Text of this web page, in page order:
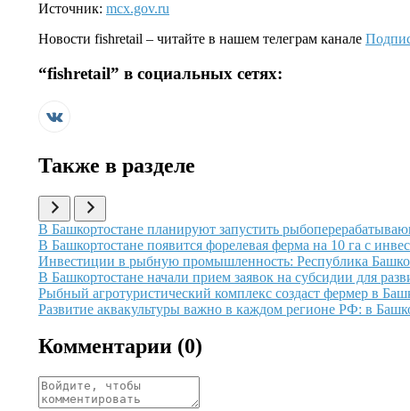
Источник: mcx.gov.ru
Новости fishretail – читайте в нашем телеграм канале
“fishretail” в социальных сетях:
Также в разделе
Иллюстрация новости
В Башкортостане планируют запустить
Иллюстрация новости
В Башкортостане появится форелевая ферма на 10 га с
Иллюстрация новости
Инвестиции в рыбную промышленность: Республика
Иллюстрация новости
В Башкортостане начали прием заявок на субсидии для
Иллюстрация новости
Рыбный агротуристический комплекс создаст фермер в
Иллюстрация новости
Развитие аквакультуры важно в каждом регионе РФ: в
Комментарии (0)